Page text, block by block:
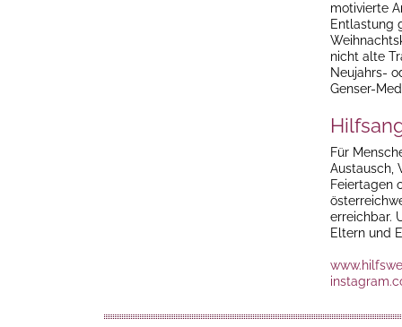
motivierte
Entlastung
nicht alte
Neujahrs-
Genser-
Für
Austausch,
Feiertagen
erreichbar.
Eltern und